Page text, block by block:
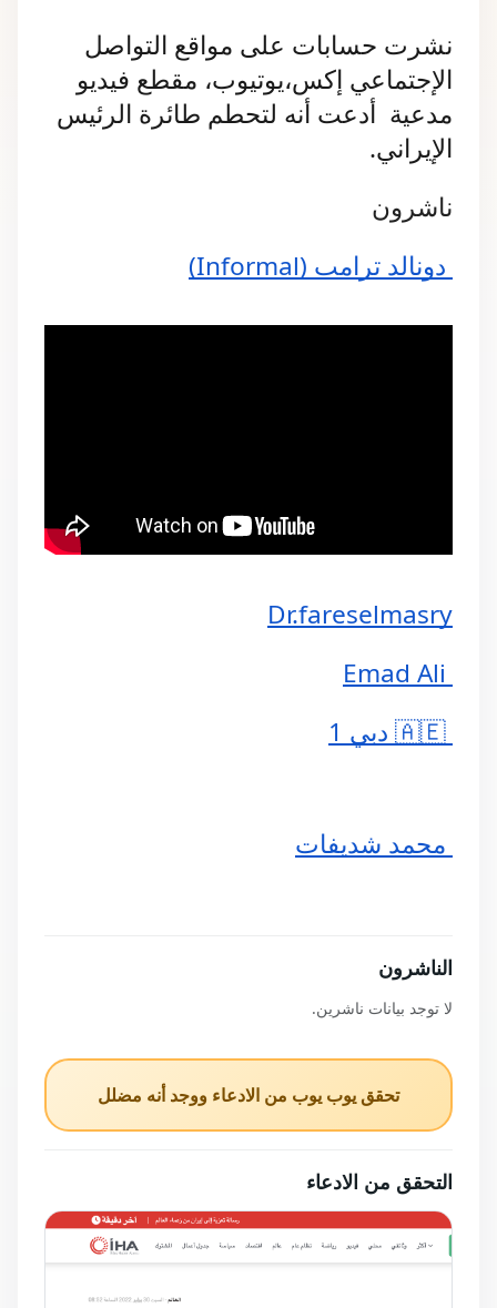
الإيراني.
ناشرون
دونالد ترامب (Informal)
Dr.fareselmasry
محمد شديفات
الناشرون
لا توجد بيانات ناشرين.
تحقق يوب يوب من الادعاء ووجد أنه مضلل
التحقق من الادعاء